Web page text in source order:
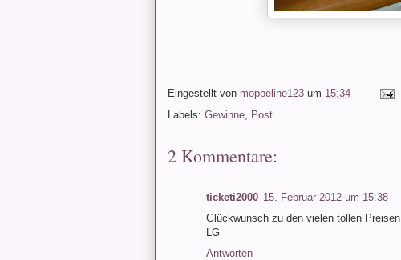
Eingestellt von moppeline123 um 15:34
Labels: Gewinne Post
2 Kommentare:
ticketi2000 15. Februar 2012 um 15:38
Glückwunsch zu den vielen tollen Preisen.
LG
Antworten